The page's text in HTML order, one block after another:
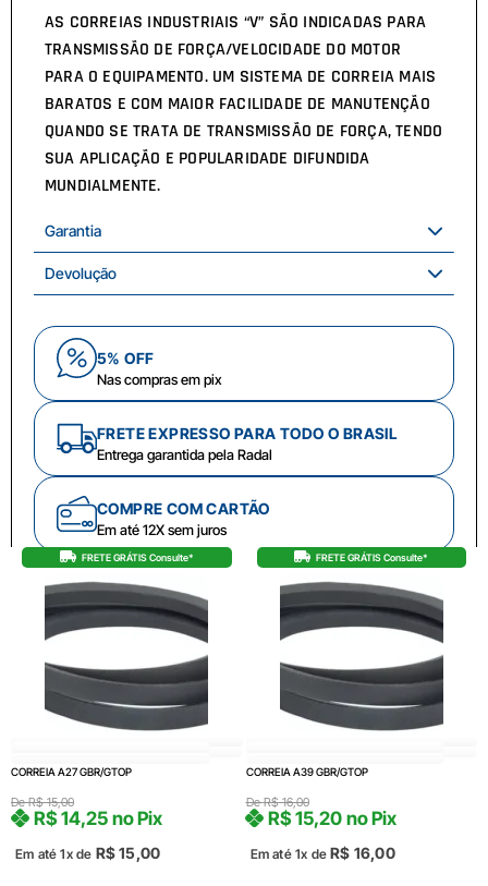
AS CORREIAS INDUSTRIAIS “V” SÃO INDICADAS PARA
TRANSMISSÃO DE FORÇA/VELOCIDADE DO MOTOR
PARA O EQUIPAMENTO. UM SISTEMA DE CORREIA MAIS
BARATOS E COM MAIOR FACILIDADE DE MANUTENÇÃO
QUANDO SE TRATA DE TRANSMISSÃO DE FORÇA, TENDO
SUA APLICAÇÃO E POPULARIDADE DIFUNDIDA
MUNDIALMENTE.
Garantia
Devolução
5% OFF
Nas compras em pix
FRETE EXPRESSO PARA TODO O BRASIL
Entrega garantida pela Radal
COMPRE COM CARTÃO
Em até 12X sem juros
FRETE GRÁTIS Consulte*
CORREIA A27 GBR/GTOP
DeR$15,00
Em até 1x de R$15,00
R$14,25 no Pix
FRETE GRÁTIS Consulte*
CORREIA A39 GBR/GTOP
DeR$16,00
Em até 1x deR$ 16,00
R$15,20 no Pix